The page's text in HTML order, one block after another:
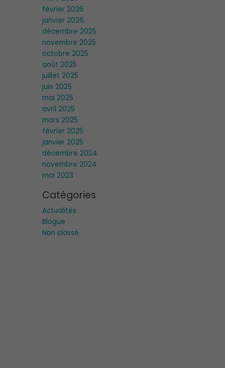
février 2026
janvier 2026
décembre 2025
novembre 2025
octobre 2025
août 2025
juillet 2025
juin 2025
mai 2025
avril 2025
mars 2025
février 2025
janvier 2025
décembre 2024
novembre 2024
mai 2023
Catégories
Actualités
Blogue
Non classé